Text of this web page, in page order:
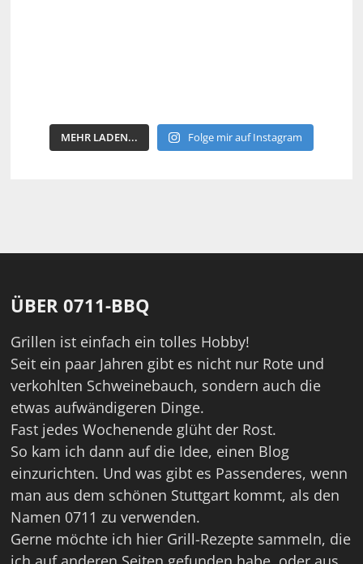
MEHR LADEN... Folge mir auf Instagram
ÜBER 0711-BBQ
Grillen ist einfach ein tolles Hobby!
Seit ein paar Jahren gibt es nicht nur Rote und
verkohlten Schweinebauch, sondern auch die
etwas aufwändigeren Dinge.
Fast jedes Wochenende glüht der Rost.
So kam ich dann auf die Idee, einen Blog
einzurichten. Und was gibt es Passenderes, wenn
man aus dem schönen Stuttgart kommt, als den
Namen 0711 zu verwenden.
Gerne möchte ich hier Grill-Rezepte sammeln, die